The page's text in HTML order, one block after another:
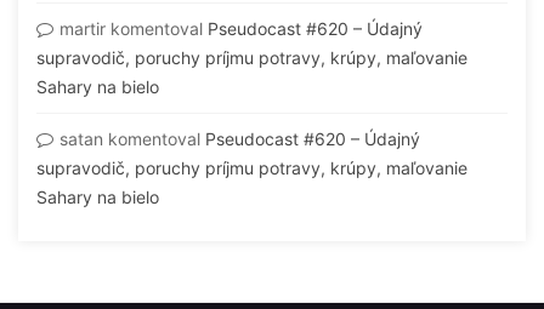
martir komentoval Pseudocast #620 – Údajný
supravodič, poruchy príjmu potravy, krúpy, maľovanie
Sahary na bielo
satan komentoval Pseudocast #620 – Údajný
supravodič, poruchy príjmu potravy, krúpy, maľovanie
Sahary na bielo